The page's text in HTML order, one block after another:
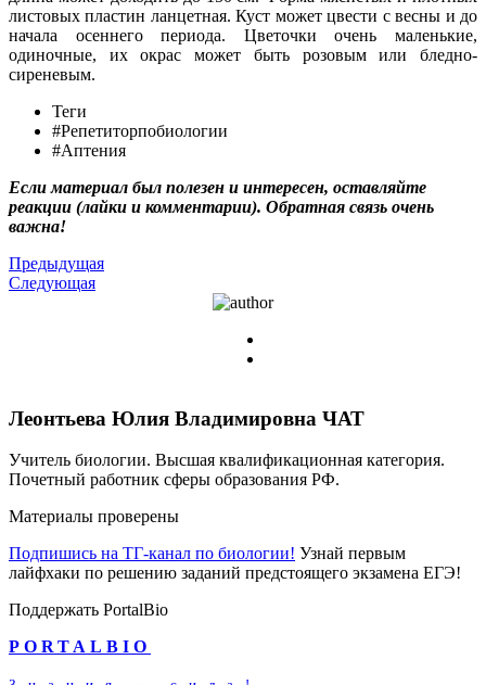
листовых пластин ланцетная. Куст может цвести с весны и до
начала осеннего периода. Цветочки очень маленькие,
одиночные, их окрас может быть розовым или бледно-
сиреневым.
Теги
#Репетиторпобиологии
#Аптения
Если материал был полезен и интересен, оставляйте
реакции (лайки и комментарии). Обратная связь очень
важна!
Предыдущая
Следующая
Леонтьева Юлия Владимировна ЧАТ
Учитель биологии. Высшая квалификационная категория.
Почетный работник сферы образования РФ.
Материалы проверены
Подпишись на ТГ-канал по биологии! Узнай первым
лайфхаки по решению заданий предстоящего экзамена ЕГЭ!
Поддержать PortalBio
PORTALBIO